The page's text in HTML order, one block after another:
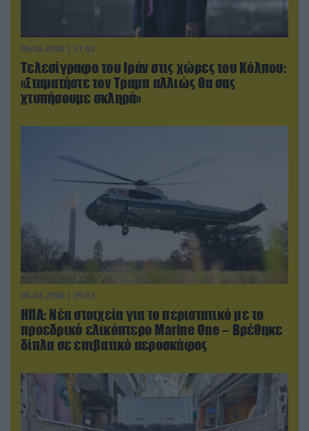
06.08.2026 | 21:02
Τελεσίγραφο του Ιράν στις χώρες του Κόλπου:
«Σταματήστε τον Τραμπ αλλιώς θα σας
χτυπήσουμε σκληρά»
06.08.2026 | 09:02
ΗΠΑ: Nέα στοιχεία για το περιστατικό με το
προεδρικό ελικόπτερο Marine One – Βρέθηκε
δίπλα σε επιβατικό αεροσκάφος